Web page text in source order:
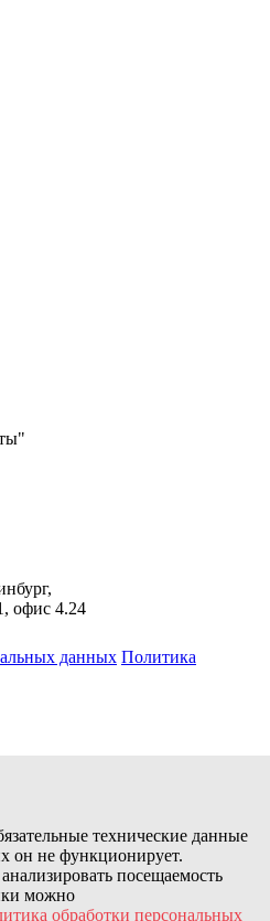
офис 4.24
данных Политика
технические данные
он не функционирует.
посещаемость
можно
обработки персональных